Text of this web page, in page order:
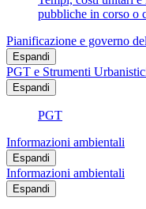
pubbliche in corso o
Pianificazione e governo
Espandi
PGT e Strumenti
Espandi
PGT
Informazioni ambientali
Espandi
Informazioni ambientali
Espandi